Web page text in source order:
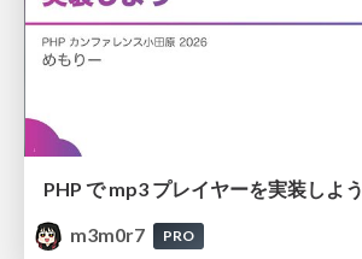
PHP で mp3 プレイヤーを実装しよう
m3m0r7
PRO